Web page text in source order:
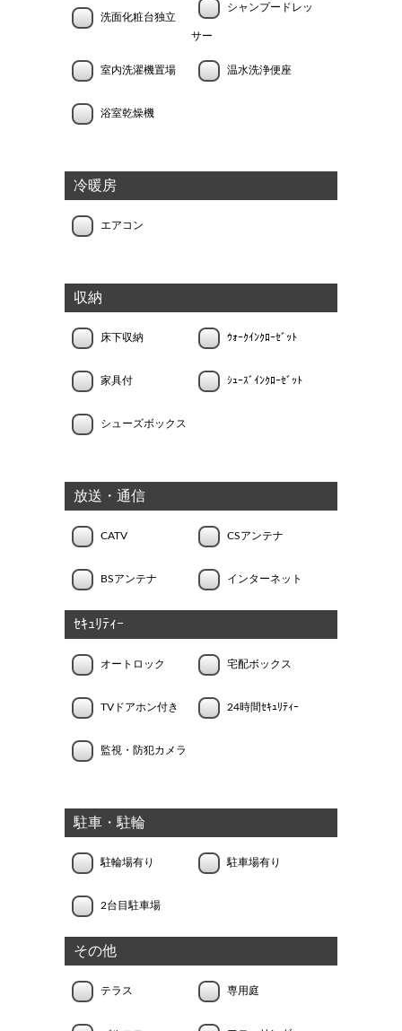
洗面化粧台独立
シャンプードレッ
サー
室内洗濯機置場 温水洗浄便座
浴室乾燥機
冷暖房
エアコン
収納
床下収納 ｳｫｰｸｲﾝｸﾛｰｾﾞｯﾄ
家具付 ｼｭｰｽﾞｲﾝｸﾛｰｾﾞｯﾄ
シューズボックス
放送・通信
CATV CSアンテナ
BSアンテナ インターネット
ｾｷｭﾘﾃｨｰ
オートロック 宅配ボックス
TVドアホン付き 24時間ｾｷｭﾘﾃｨｰ
監視・防犯カメラ
駐車・駐輪
駐輪場有り 駐車場有り
2台目駐車場
その他
テラス 専用庭